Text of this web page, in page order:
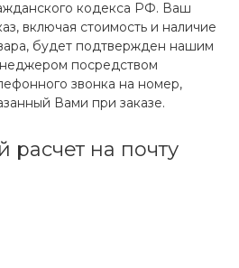
кодекса РФ. Ваш
включая стоимость и наличие
будет подтвержден нашим
посредством
звонка на номер,
Вами при заказе.
расчет на почту